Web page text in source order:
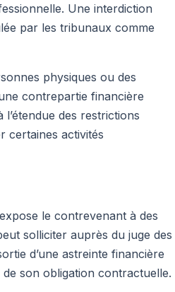
Une interdiction
par les tribunaux comme
physiques ou des
contrepartie financière
des restrictions
certaines activités
le contrevenant à des
solliciter auprès du juge des
d’une astreinte financière
son obligation contractuelle.